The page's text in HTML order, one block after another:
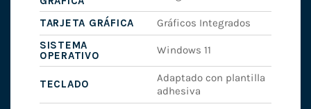
TARJETA GRÁFICA
Gráficos Integrados
SISTEMA
OPERATIVO
Windows 11
TECLADO
Adaptado con plantilla
adhesiva